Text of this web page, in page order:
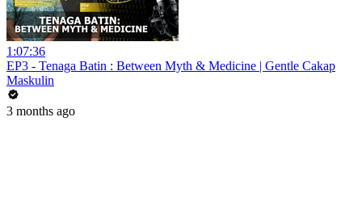
1:07:36
EP3 - Tenaga Batin : Between Myth & Medicine | Gentle Cakap
Maskulin
3 months ago